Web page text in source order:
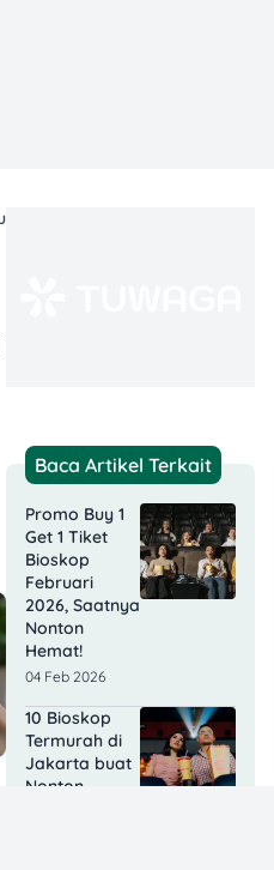
Baca Artikel Terkait
Promo Buy 1
Get 1 Tiket
Bioskop
Februari
2026, Saatnya
Nonton
Hemat!
04 Feb 2026
10 Bioskop
Termurah di
Jakarta buat
Nonton